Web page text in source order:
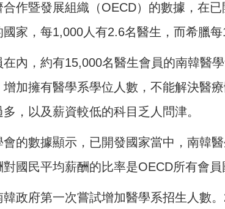
合作暨發展組織（OECD）的數據，在
家，每1,000人有2.6名醫生，而希臘
在內，約有15,000名醫生會員的南韓醫
增加擁有醫學系學位人數，不能解決醫
，以及薪資較低的科目乏人問津。
會的數據顯示，已開發國家當中，南韓
國民平均薪酬的比率是OECD所有會員
政府第一次嘗試增加醫學系招生人數